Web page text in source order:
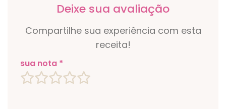
Deixe sua avaliação
Compartilhe sua experiência com esta
receita!
sua nota *